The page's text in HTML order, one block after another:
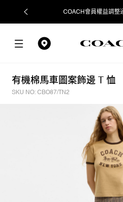
COACH會員權益調整
有機棉馬車圖案飾邊 T 恤
SKU NO: CBO87/TN2